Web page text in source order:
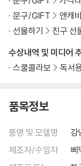
수상내역 및 미디어
스쿨콜라보
독서
문구/GIFT
앤캐
선물하기
친구 선
품목정보
품명 및 모델명
강
제조자/수입자
삐